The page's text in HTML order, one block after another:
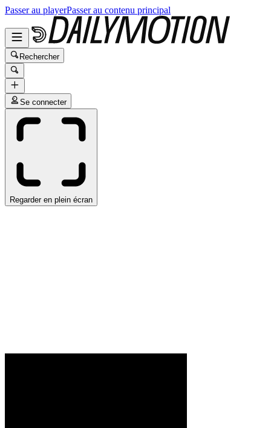
Passer au playerPasser au contenu principal
Rechercher
Se connecter
Regarder en plein écran